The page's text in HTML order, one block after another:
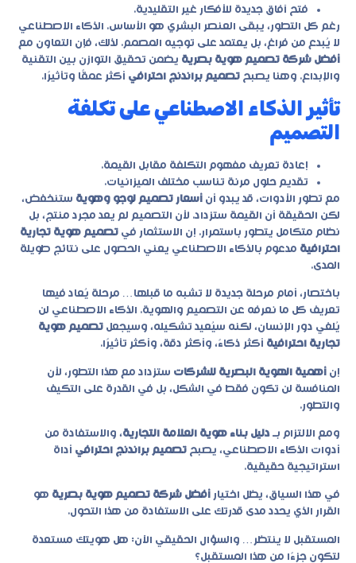
فتح آفاق جديدة للأفكار غير التقليدية.
رغم كل التطور، يبقى العنصر البشري هو الأساس. الذكاء الاصطناعي
لا يُبدع من فراغ، بل يعتمد على توجيه المصمم. لذلك، فإن التعاون مع
أفضل شركة تصميم هوية بصرية يضمن تحقيق التوازن بين التقنية
والإبداع. وهنا يصبح تصميم براندنج احترافي أكثر عمقًا وتأثيرًا.
تأثير الذكاء الاصطناعي على تكلفة
التصميم
إعادة تعريف مفهوم التكلفة مقابل القيمة.
تقديم حلول مرنة تناسب مختلف الميزانيات.
مع تطور الأدوات، قد يبدو أن أسعار تصميم لوجو وهوية ستنخفض،
لكن الحقيقة أن القيمة ستزداد. لأن التصميم لم يعد مجرد منتج، بل
نظام متكامل يتطور باستمرار. إن الاستثمار في تصميم هوية تجارية
احترافية مدعوم بالذكاء الاصطناعي يعني الحصول على نتائج طويلة
المدى.
باختصار، أمام مرحلة جديدة لا تشبه ما قبلها… مرحلة يُعاد فيها
تعريف كل ما نعرفه عن التصميم والهوية. الذكاء الاصطناعي لن
يُلغي دور الإنسان، لكنه سيُعيد تشكيله، وسيجعل تصميم هوية
تجارية احترافية أكثر ذكاءً، وأكثر دقة، وأكثر تأثيرًا.
إن أهمية الهوية البصرية للشركات ستزداد مع هذا التطور، لأن
المنافسة لن تكون فقط في الشكل، بل في القدرة على التكيف
والتطور.
ومع الالتزام بـ دليل بناء هوية العلامة التجارية، والاستفادة من
أدوات الذكاء الاصطناعي، يصبح تصميم براندنج احترافي أداة
استراتيجية حقيقية.
في هذا السياق، يظل اختيار أفضل شركة تصميم هوية بصرية هو
القرار الذي يحدد مدى قدرتك على الاستفادة من هذا التحول.
المستقبل لا ينتظر… والسؤال الحقيقي الآن: هل هويتك مستعدة
لتكون جزءًا من هذا المستقبل؟